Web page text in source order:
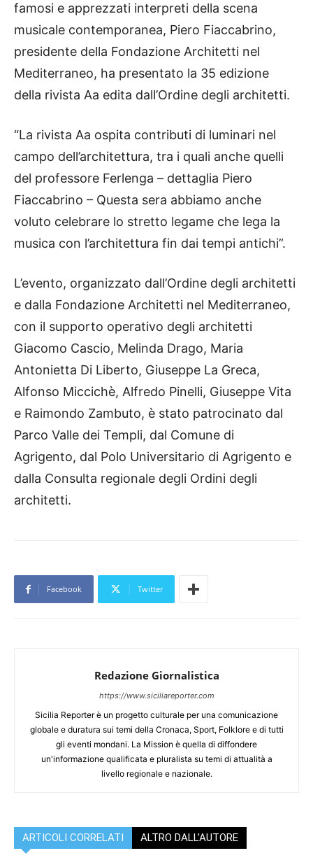
famosi e apprezzati interpreti della scena
musicale contemporanea, Piero Fiaccabrino,
presidente della Fondazione Architetti nel
Mediterraneo, ha presentato la 35 edizione
della rivista Aa edita dall’Ordine degli architetti.
“La rivista Aa ospita contributi di luminari nel
campo dell’architettura, tra i quali anche quelli
del professore Ferlenga – dettaglia Piero
Fiaccabrino – Questa sera abbiamo anche
voluto celebrare lo stretto legame che lega la
musica con l’architettura fin dai tempi antichi”.
L’evento, organizzato dall’Ordine degli architetti
e dalla Fondazione Architetti nel Mediterraneo,
con il supporto operativo degli architetti
Giacomo Cascio, Melinda Drago, Maria
Antonietta Di Liberto, Giuseppe La Greca,
Alfonso Miccichè, Alfredo Pinelli, Giuseppe Vita
e Raimondo Zambuto, è stato patrocinato dal
Parco Valle dei Templi, dal Comune di
Agrigento, dal Polo Universitario di Agrigento e
dalla Consulta regionale degli Ordini degli
architetti.
Facebook Twitter
Redazione Giornalistica
https://www.siciliareporter.com
Sicilia Reporter è un progetto culturale per una comunicazione
globale e duratura sui temi della Cronaca, Sport, Folklore e di tutti
gli eventi mondani. La Mission è quella di diffondere
un'informazione qualificata e pluralista su temi di attualità a
livello regionale e nazionale.
ARTICOLI CORRELATI ALTRO DALL'AUTORE